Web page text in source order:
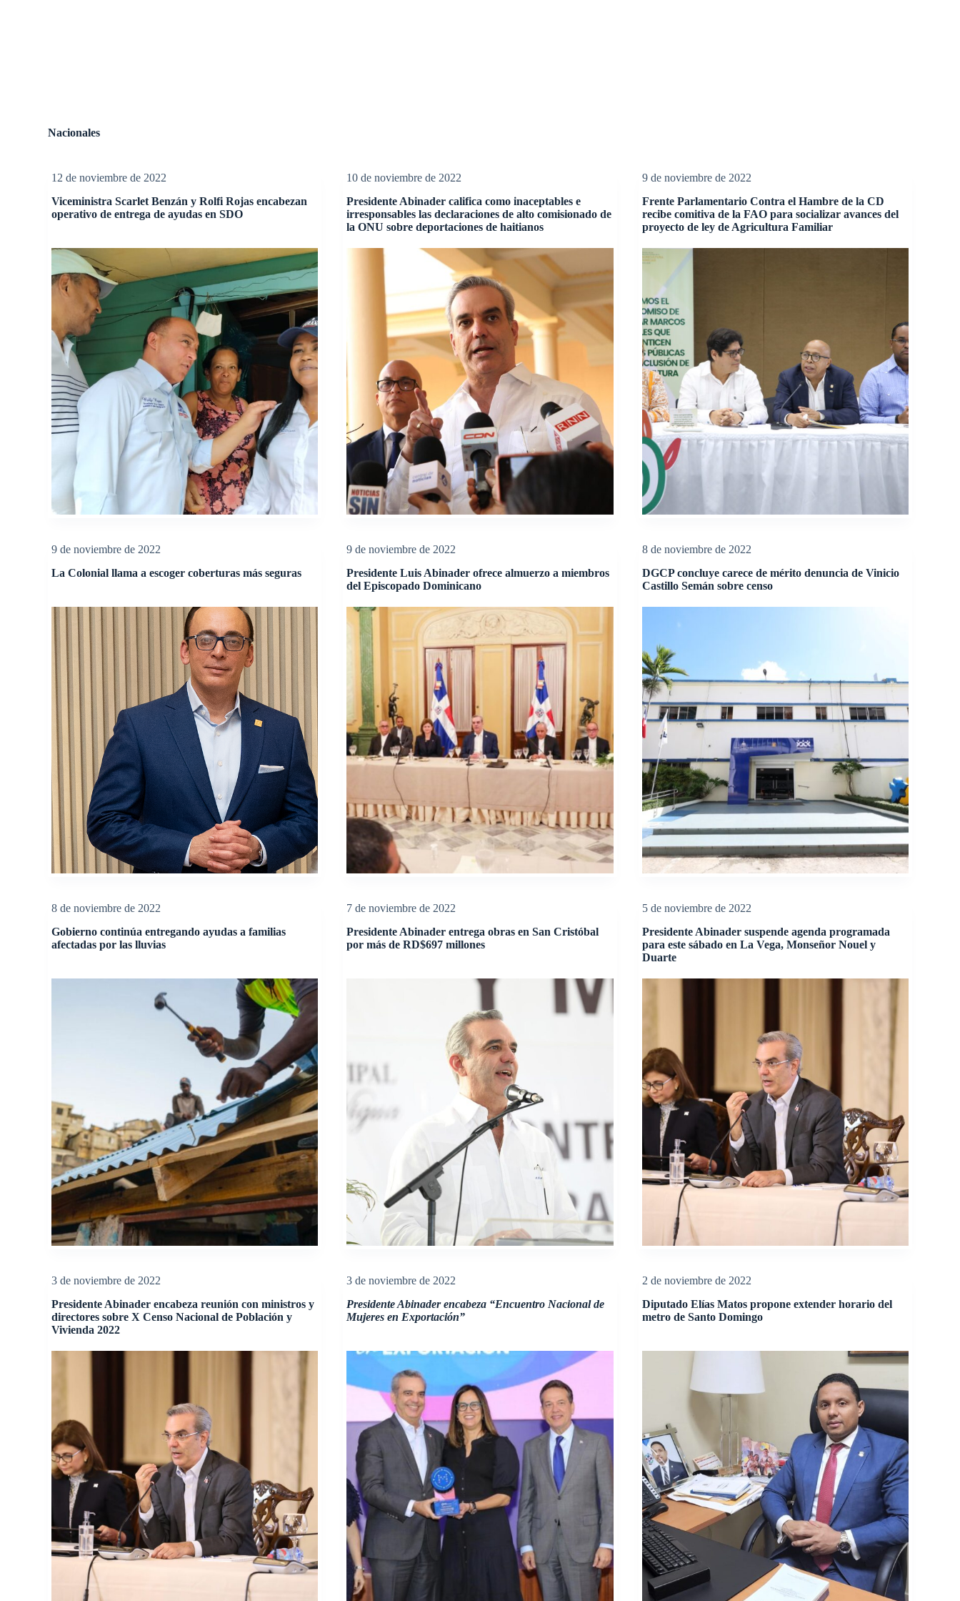
Nacionales
12 de noviembre de 2022
Viceministra Scarlet Benzán y Rolfi Rojas encabezan
operativo de entrega de ayudas en SDO
10 de noviembre de 2022
Presidente Abinader califica como inaceptables e
irresponsables las declaraciones de alto comisionado de
la ONU sobre deportaciones de haitianos
9 de noviembre de 2022
Frente Parlamentario Contra el Hambre de la CD
recibe comitiva de la FAO para socializar avances del
proyecto de ley de Agricultura Familiar
9 de noviembre de 2022
La Colonial llama a escoger coberturas más seguras
9 de noviembre de 2022
Presidente Luis Abinader ofrece almuerzo a miembros
del Episcopado Dominicano
8 de noviembre de 2022
DGCP concluye carece de mérito denuncia de Vinicio
Castillo Semán sobre censo
8 de noviembre de 2022
Gobierno continúa entregando ayudas a familias
afectadas por las lluvias
7 de noviembre de 2022
Presidente Abinader entrega obras en San Cristóbal
por más de RD$697 millones
5 de noviembre de 2022
Presidente Abinader suspende agenda programada
para este sábado en La Vega, Monseñor Nouel y
Duarte
3 de noviembre de 2022
Presidente Abinader encabeza reunión con ministros y
directores sobre X Censo Nacional de Población y
Vivienda 2022
3 de noviembre de 2022
Presidente Abinader encabeza “Encuentro Nacional de
Mujeres en Exportación”
2 de noviembre de 2022
Diputado Elías Matos propone extender horario del
metro de Santo Domingo